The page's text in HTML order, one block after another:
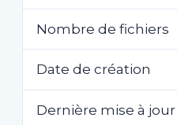
Nombre de fichiers
Date de création
Dernière mise à jour